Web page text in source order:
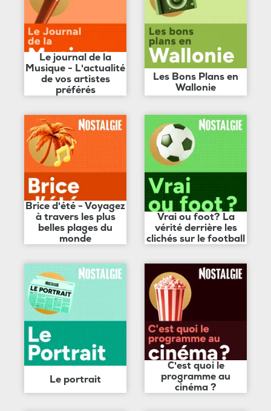
Le journal de la
Musique - L'actualité
de vos artistes
préférés
Les Bons Plans en
Wallonie
Brice d'été - Voyagez
à travers les plus
belles plages du
monde
Vrai ou foot? La
vérité derrière les
clichés sur le football
Le portrait
C'est quoi le
programme au
cinéma ?